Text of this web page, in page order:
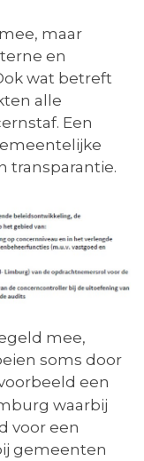
maar
en
wat betreft
alle
Een
transparantie.
mee,
soms door
een
waarbij
voor een
gemeenten